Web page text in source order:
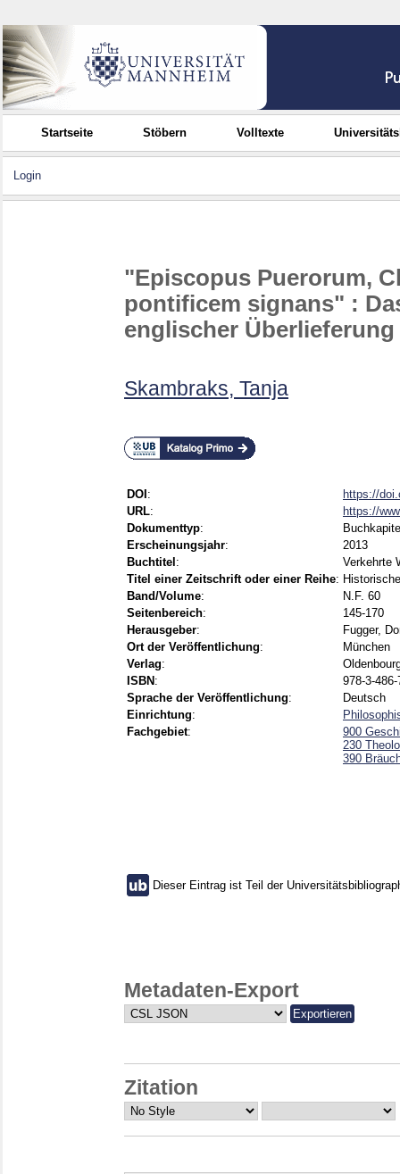
Startseite Stöbern Volltexte
Login
"Episcopus Puerorum,
pontificem signans" :
englischer Überlieferung
Skambraks, Tanja
DOI :
https://
URL:
https://
Dokumenttyp:
Erscheinungsjahr:
2013
Buchtitel :
Verkehrte
Titel einer Zeitschrift oder einer Reihe:
Band/Volume:
N.F. 60
Seitenbereich:
145-170
Herausgeber:
Fugger,
Ort der Veröffentlichung:
München
Verlag:
ISBN :
978-3-
Sprache der Veröffentlichung:
Deutsch
Einrichtung:
Fachgebiet:
900
230
390
Dieser Eintrag ist Teil der
Metadaten-Export
Zitation